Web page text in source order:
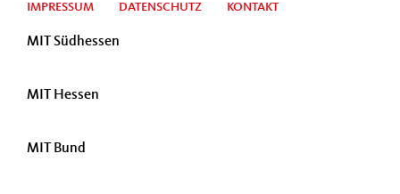
IMPRESSUM DATENSCHUTZ KONTAKT
MIT Südhessen
MIT Hessen
MIT Bund